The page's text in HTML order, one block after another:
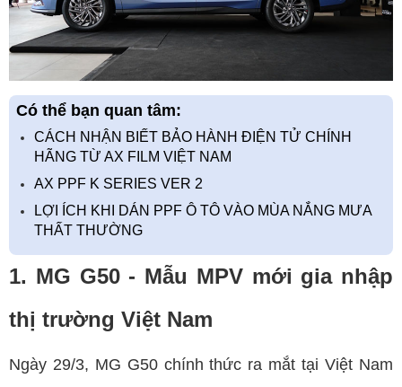
Có thể bạn quan tâm:
CÁCH NHẬN BIẾT BẢO HÀNH ĐIỆN TỬ CHÍNH
HÃNG TỪ AX FILM VIỆT NAM
AX PPF K SERIES VER 2
LỢI ÍCH KHI DÁN PPF Ô TÔ VÀO MÙA NẮNG MƯA
THẤT THƯỜNG
1. MG G50 - Mẫu MPV mới gia nhập
thị trường Việt Nam
Ngày 29/3, MG G50 chính thức ra mắt tại Việt Nam